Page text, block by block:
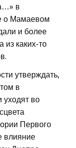
в
о Мамаевом
и более
из каких-то
утверждать,
в
уходят во
Первого
влияние